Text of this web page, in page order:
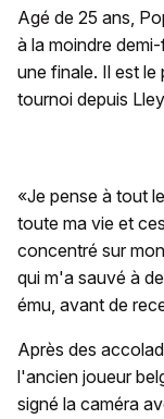
Agé de 25 ans,
à la moindre
une finale. Il est le
tournoi depuis
«Je pense à tout
toute ma vie et
concentré sur
qui m'a sauvé à
ému, avant de
Après des
l'ancien joueur
signé la caméra